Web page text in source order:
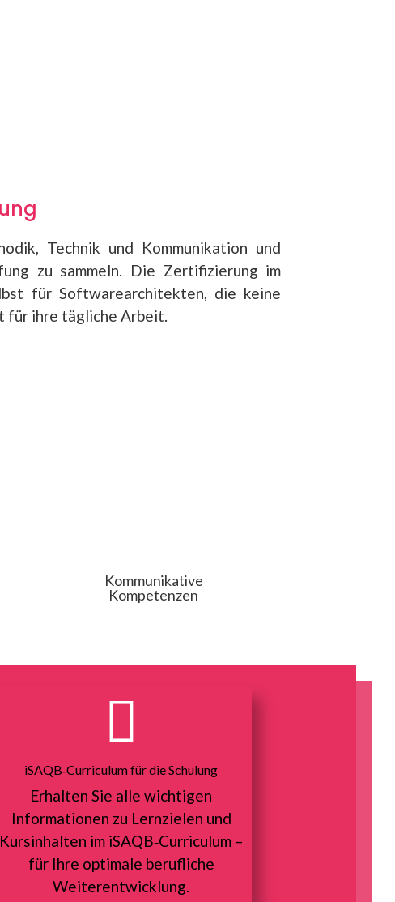
Technik und Kommunikation und
zu sammeln. Die Zertifizierung im
für Softwarearchitekten, die keine
für ihre tägliche Arbeit.
Kommunikative
Kompetenzen

iSAQB‑Curriculum für die Schulung
Erhalten Sie alle wichtigen
Informationen zu Lernzielen und
Kursinhalten im iSAQB‑Curriculum –
für Ihre optimale berufliche
Weiterentwicklung.